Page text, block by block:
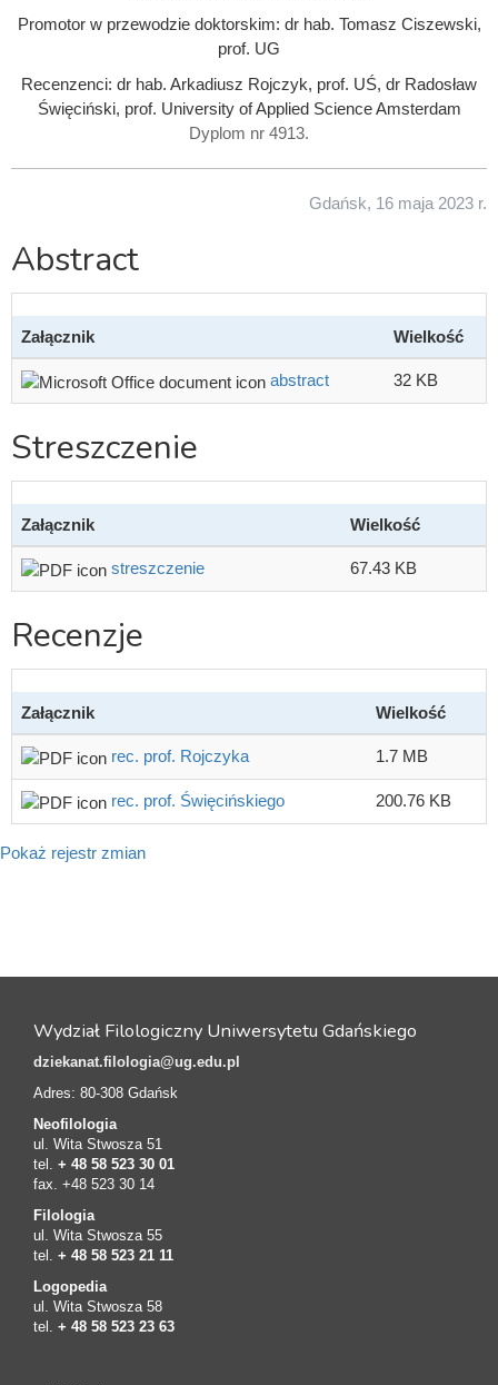
Promotor w przewodzie doktorskim: dr hab. Tomasz Ciszewski,
prof. UG
Recenzenci: dr hab. Arkadiusz Rojczyk, prof. UŚ, dr Radosław
Święciński, prof. University of Applied Science Amsterdam
Dyplom nr 4913.
Gdańsk, 16 maja 2023 r.
Abstract
Załącznik Wielkość
abstract 32 KB
Streszczenie
Załącznik Wielkość
streszczenie 67.43 KB
Recenzje
Załącznik Wielkość
rec. prof. Rojczyka 1.7 MB
rec. prof. Święcińskiego 200.76 KB
Pokaż rejestr zmian
Wydział Filologiczny Uniwersytetu Gdańskiego
dziekanat.filologia@ug.edu.pl
Adres: 80-308 Gdańsk
Neofilologia
ul. Wita Stwosza 51
tel. + 48 58 523 30 01
fax. +48 523 30 14
Filologia
ul. Wita Stwosza 55
tel. + 48 58 523 21 11
Logopedia
ul. Wita Stwosza 58
tel. + 48 58 523 23 63